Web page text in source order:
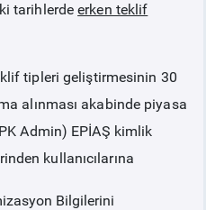
tarihlerdeerken teklif
tipleri geliştirmesinin 30
alınması akabinde piyasa
Admin) EPİAŞ kimlik
kullanıcılarına
Bilgilerini